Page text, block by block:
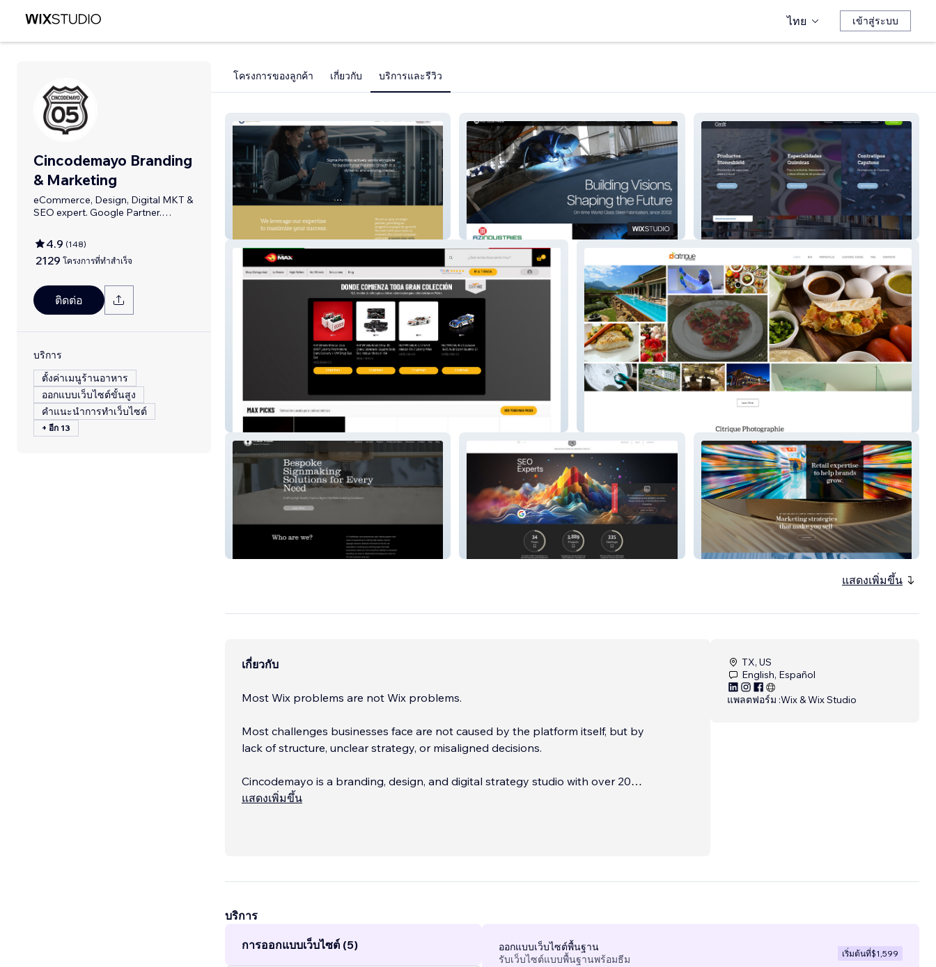
ไทย เข้าสู่ระบบ
Cincodemayo Branding
& Marketing
eCommerce, Design, Digital MKT &
SEO expert. Google Partner.
4.9 (148)
2129 โครงการที่ทำสำเร็จ
ติดต่อ
บริการ
ตั้งค่าเมนูร้านอาหาร
ออกแบบเว็บไซต์ขั้นสูง
คำแนะนำการทำเว็บไซต์
+ อีก 13
โครงการของลูกค้า เกี่ยวกับ บริการและรีวิว
Sigma Portfolio AZ Industries 2024 Cenit Lab
Cincodemayo Branding &
GQS International
แสดงเพิ่มขึ้น
เกี่ยวกับ
Most Wix problems are not Wix problems.
Most challenges businesses face are not caused by the platform itself, but by
lack of structure, unclear strategy, or misaligned decisions.
Cincodemayo is a branding, design, and digital strategy studio with over 20
years of experience helping businesses build websites and marketing systems
แสดงเพิ่มขึ้น
TX, US
English, Español
แพลตฟอร์ม :Wix & Wix Studio
บริการ
การออกแบบเว็บไซต์ (5)
ออกแบบเว็บไซต์พื้นฐาน
รับเว็บไซต์แบบพื้นฐานพร้อมธีม
เริ่มต้นที่$1,599